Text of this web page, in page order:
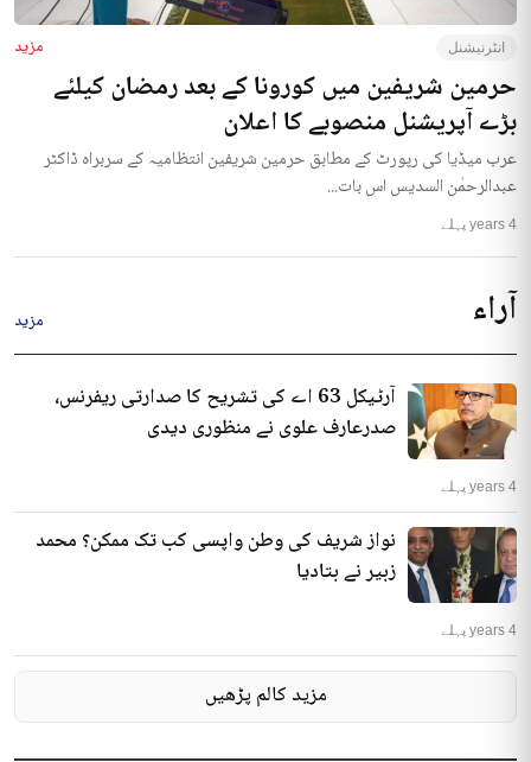
انٹرنیشنل مزید
حرمین شریفین میں کورونا کے بعد رمضان کیلئے
بڑے آپریشنل منصوبے کا اعلان
عرب میڈیا کی رپورٹ کے مطابق حرمین شریفین انتظامیہ کے سربراہ ڈاکٹر
عبدالرحمٰن السدیس اس بات...
4 years پہلے
آراء مزید
آرٹیکل 63 اے کی تشریح کا صدارتی ریفرنس،
صدرعارف علوی نے منظوری دیدی
4 years پہلے
نواز شریف کی وطن واپسی کب تک ممکن؟ محمد
زبیر نے بتادیا
4 years پہلے
مزید کالم پڑھیں